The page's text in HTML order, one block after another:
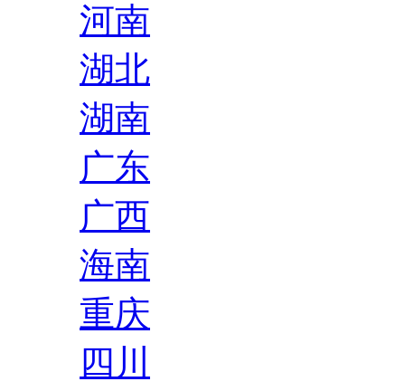
河南
湖北
湖南
广东
广西
海南
重庆
四川